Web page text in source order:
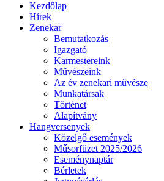
Kezdőlap
Hírek
Zenekar
Bemutatkozás
Igazgató
Karmestereink
Művészeink
Az év zenekari művésze
Munkatársak
Történet
Alapítvány
Hangversenyek
Közelgő események
Műsorfüzet 2025/2026
Eseménynaptár
Bérletek